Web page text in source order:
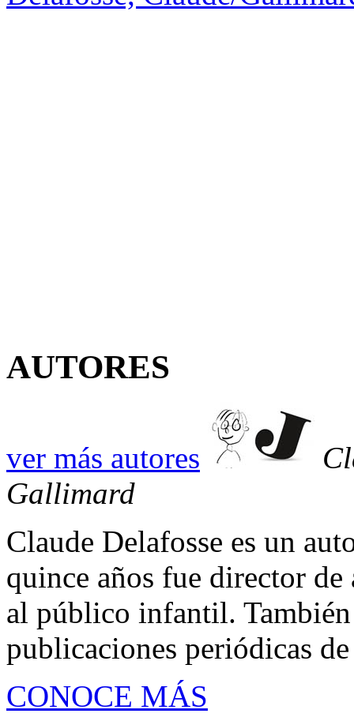
AUTORES
ver más autores
Gallimard
Claude Delafosse es un
quince años fue director
al público infantil.
publicaciones periódicas
CONOCE MÁS